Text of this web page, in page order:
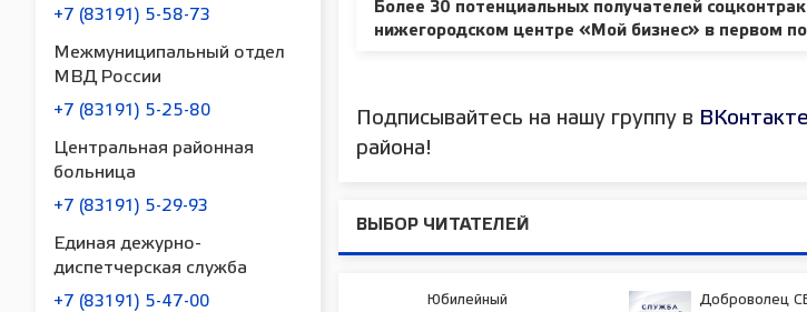
+7 (83191) 5-58-73
Межмуниципальный отдел
МВД России
+7 (83191) 5-25-80
Центральная районная
больница
+7 (83191) 5-29-93
Единая дежурно-
диспетчерская служба
+7 (83191) 5-47-00
Более 30 потенциальных получателей
нижегородском центре «Мой бизнес» в первом
Подписывайтесь на нашу группу в ВКонтакте
района!
ВЫБОР ЧИТАТЕЛЕЙ
Юбилейный
Доброволец